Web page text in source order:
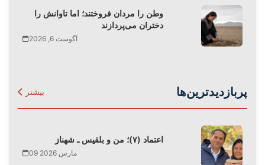
وطن را مردان فروختند؛ اما تاوانش را
دختران می‌پردازند
آگوست 6, 2026
پربازدیدترین‌ها بیشتر
اعتماد (۷)؛ من و بلقیس ـ شهناز
09 مارس 2026